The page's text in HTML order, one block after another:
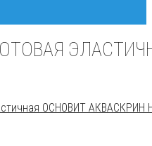
ОСНОВИТ АКВАСКРИН